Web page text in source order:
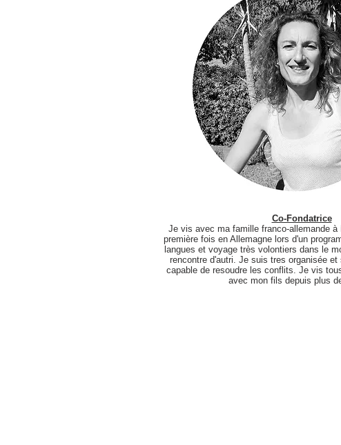
Co-Fondatrice
Je vis avec ma famille franco-allemande
première fois en Allemagne lors d'un
langues et voyage très volontiers dans le
rencontre d'autri. Je suis tres organisée
capable de resoudre les conflits. Je vis
avec mon fils depuis plus